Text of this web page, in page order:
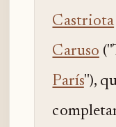
Castriota
Caruso
París"),